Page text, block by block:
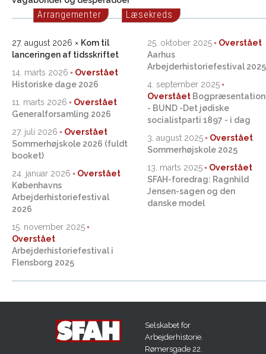
Arrangementer Læsekreds
27. august 2026
Kom til
lanceringen af tidsskriftet
14. marts 2026
Historiske dage 2026
11. marts 2026
Generalforsamling 2026
27. juli 2026
Sommerhøjskole 2026 (fuldt
booket)
24. januar 2026
Københavns
Arbejderhistoriefestival
2026
15. november 2025
Arbejderhistoriefestival i
Flensborg 2025
25. oktober 2025
Aarhus
Arbejderhistoriefestival 2025
4. september 2025
Bogpræsentation
- BUND -Det jødiske
socialistparti 1897 - i dag
3. august 2025
Sommerhøjskole 2025
13. marts 2025
SFAH-foredrag: Ragnhild
Jensen-sagen og den
danske model
Selskabet for
Arbejderhistorie.
Rømersgade 22.